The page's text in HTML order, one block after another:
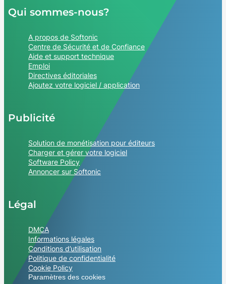
Qui sommes-nous?
A propos de Softonic
Centre de Sécurité et de Confiance
Aide et support technique
Emploi
Directives éditoriales
Ajoutez votre logiciel / application
Publicité
Solution de monétisation pour éditeurs
Charger et gérer votre logiciel
Software Policy
Annoncer sur Softonic
Légal
DMCA
Informations légales
Conditions d’utilisation
Politique de confidentialité
Cookie Policy
Paramètres des cookies